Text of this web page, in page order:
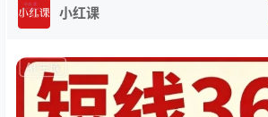
小红课